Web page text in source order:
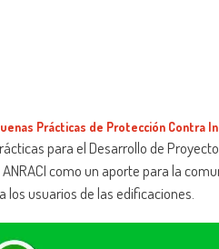
Prácticas de Protección Contra
para el Desarrollo de
como un aporte para la
los usuarios de las edificaciones.